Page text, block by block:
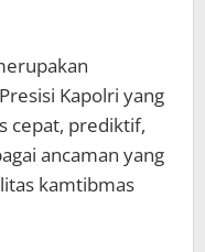
Kapolri yang
cepat, prediktif,
ancaman yang
kamtibmas